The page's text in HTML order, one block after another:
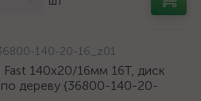
140-20-16_z01
Fast 140x20/16мм 16Т, диск
дереву {36800-140-20-